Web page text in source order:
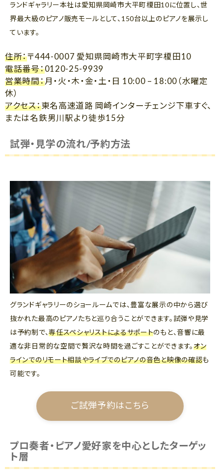
ランドギャラリー本社は愛知県岡崎市大平町榎田10に位置し、世
界最大級のピアノ販売モールとして、150台以上のピアノを展示し
ています。
住所：〒444-0007 愛知県岡崎市大平町字榎田10
電話番号：0120-25-9939
営業時間：月・火・木・金・土・日 10:00 – 18:00（水曜定
休）
アクセス：東名高速道路 岡崎インターチェンジ下車すぐ、
または名鉄男川駅より徒歩15分
試弾・見学の流れ/予約方法
グランドギャラリーのショールームでは、豊富な展示の中から選び
抜かれた最高のピアノたちと巡り合うことができます。試弾や見学
は予約制で、専任スペシャリストによるサポートのもと、音響に最
適な非日常的な空間で贅沢な時間を過ごすことができます。オン
ラインでのリモート相談やライブでのピアノの音色と映像の確認も
可能です。
ご試弾予約はこちら
プロ奏者・ピアノ愛好家を中心としたターゲッ
ト層